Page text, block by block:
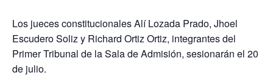
Los jueces constitucionales Alí Lozada Prado, Jhoel
Escudero Soliz y Richard Ortiz Ortiz, integrantes del
Primer Tribunal de la Sala de Admisión, sesionarán el 20
de julio.